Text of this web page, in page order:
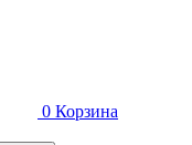
0 Корзина